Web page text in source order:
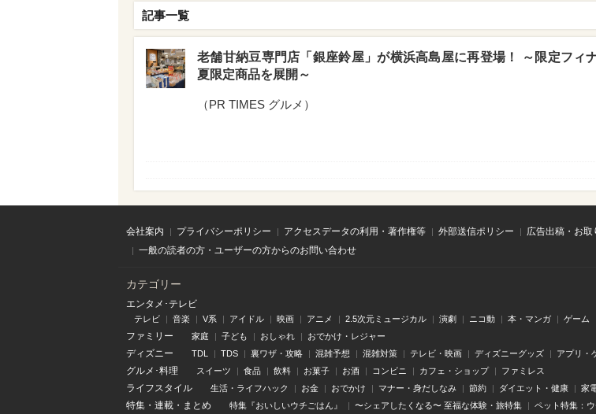
記事一覧
老舗甘納豆専門店「銀座鈴屋」が横浜高島屋に再登場！ ～限定フィ
夏限定商品を展開～
（PR TIMES グルメ ）
会社案内 プライバシーポリシー アクセスデータの利用・著作権等 外部送信ポリシー
広告出稿・お
一般の読者の方・ユーザーの方からのお問い合わせ
カテゴリー
エンタメ･テレビ
テレビ 音楽 V系 アイドル 映画 アニメ 2.5次元ミュージカル 演劇 ニコ動 本・マンガ ゲーム
ファミリー 家庭 子ども おしゃれ おでかけ・レジャー
ディズニー TDL TDS 裏ワザ・攻略 混雑予想 混雑対策 テレビ・映画 ディズニーグッズ アプリ・
グルメ･料理 スイーツ 食品 飲料 お菓子 お酒 コンビニ カフェ・ショップ ファミレス
ライフスタイル 生活・ライフハック お金 おでかけ マナー・身だしなみ 節約 ダイエット・健康 家
特集 ・ 連載 ・ まとめ 特集『おいしいウチごはん』 〜シェアしたくなる〜 至福な体験・旅特集 ペット特集：ウ